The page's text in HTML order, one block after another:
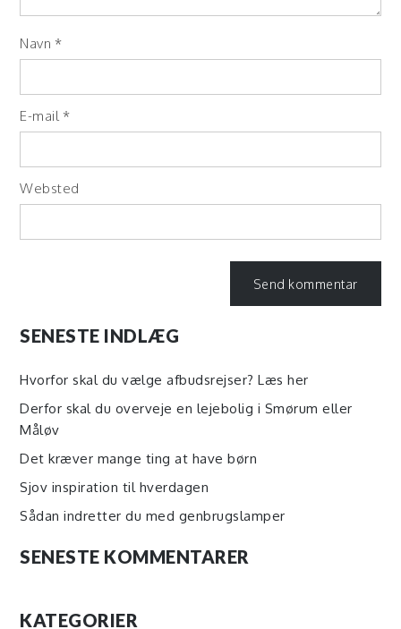
Navn *
E-mail *
Websted
SENESTE INDLÆG
Hvorfor skal du vælge afbudsrejser? Læs her
Derfor skal du overveje en lejebolig i Smørum eller
Måløv
Det kræver mange ting at have børn
Sjov inspiration til hverdagen
Sådan indretter du med genbrugslamper
SENESTE KOMMENTARER
KATEGORIER